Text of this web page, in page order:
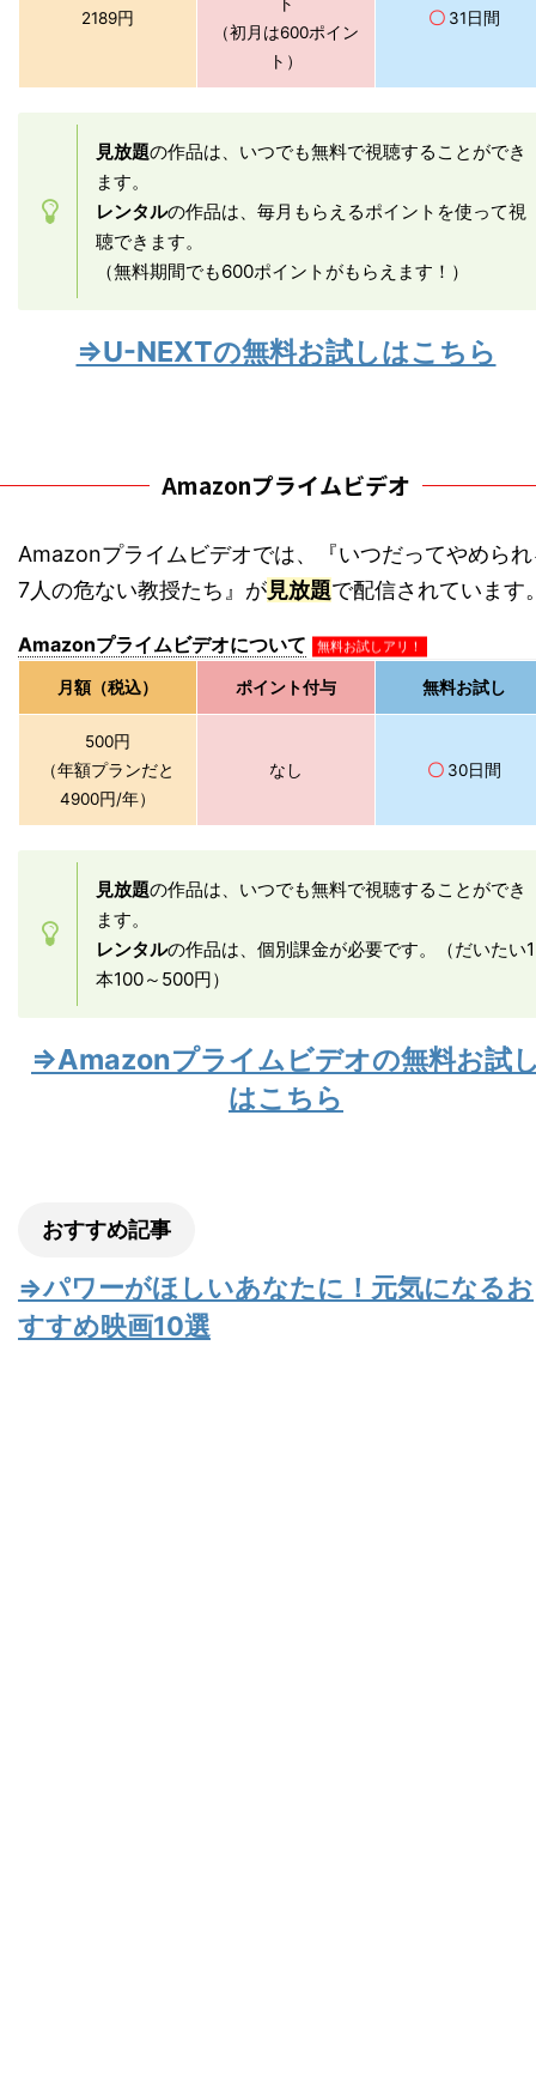
2189円
ト
（初月は600ポイン
ト）
〇 31日間
見放題の作品は、いつでも無料で視聴することができ
ます。
レンタルの作品は、毎月もらえるポイントを使って視
聴できます。
（無料期間でも600ポイントがもらえます！）
⇒U-NEXTの無料お試しはこちら
Amazonプライムビデオ
Amazonプライムビデオでは、『いつだってやめら
7人の危ない教授たち』が見放題で配信されています
Amazonプライムビデオについて 無料お試しアリ！
月額（税込） ポイント付与 無料お試し
500円
（年額プランだと
4900円/年）
なし 〇 30日間
見放題の作品は、いつでも無料で視聴することができ
ます。
レンタルの作品は、個別課金が必要です。（だいたい1
本100～500円）
⇒Amazonプライムビデオの無料お試
はこちら
おすすめ記事
⇒パワーがほしいあなたに！元気になるお
すすめ映画10選